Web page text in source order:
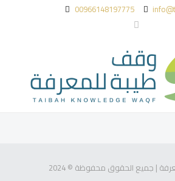
00966148197775
| جميع الحقوق محفوظة © 2024